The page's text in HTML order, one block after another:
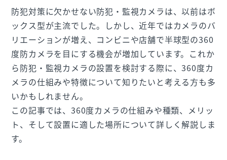
防犯対策に欠かせない防犯・監視カメラは、以前はボ
ックス型が主流でした。しかし、近年ではカメラのバ
リエーションが増え、コンビニや店舗で半球型の360
度防カメラを目にする機会が増加しています。これか
ら防犯・監視カメラの設置を検討する際に、360度カ
メラの仕組みや特徴について知りたいと考える方も多
いかもしれません。
この記事では、360度カメラの仕組みや種類、メリッ
ト、そして設置に適した場所について詳しく解説しま
す。